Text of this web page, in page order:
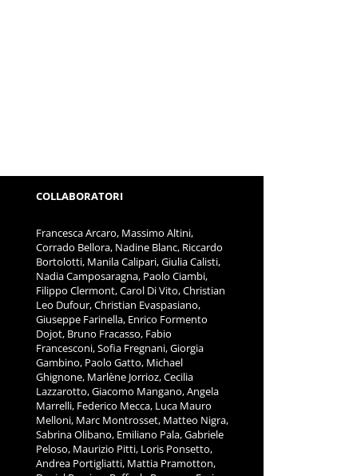
COLLABORATORI
Francesca Arcaro, Massimo Altini,
Corrado Bellora, Nadine Blanc, Riccardo
Bortolotti, Manila Calipari, Giulia Calisti,
Nadia Camposaragna, Paolo Ciambi,
Filippo Clermont, Carol Di Vito, Christian
Leo Dufour, Christian Evaspasiano,
Giuseppe Farinella, Enrico Formento
Dojot, Bruno Fracasso, Fabio
Francesconi, Sofia Fregnani, Giorgia
Gambino, Paolo Gatto, Michael
Ghignone, Marlène Jorrioz, Cecilia
Lazzarotto, Giacomo Mangano, Angela
Marrelli, Federico Mecca, Luca Mauro
Melloni, Marc Montrosset, Matteo Nigra,
Sabrina Olibano, Emiliano Pala, Gabriele
Peloso, Maurizio Pitti, Loris Ponsetto,
Andrea Portigliatti, Mattia Pramotton,